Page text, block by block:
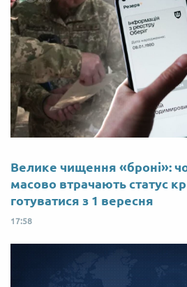
Велике чищення «броні»:
масово втрачають статус
готуватися з 1 вересня
17:58